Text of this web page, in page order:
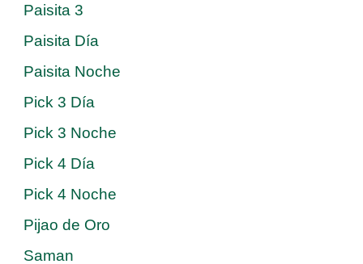
Paisita 3
Paisita Día
Paisita Noche
Pick 3 Día
Pick 3 Noche
Pick 4 Día
Pick 4 Noche
Pijao de Oro
Saman